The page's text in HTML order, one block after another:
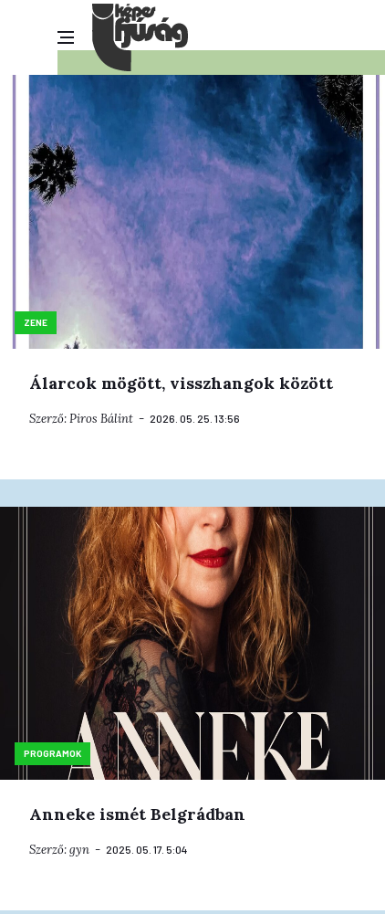
ZENE
Álarcok mögött, visszhangok között
Szerző:Piros Bálint 2026. 05. 25. 13:56
PROGRAMOK
Anneke ismét Belgrádban
Szerző:gyn 2025. 05. 17. 5:04